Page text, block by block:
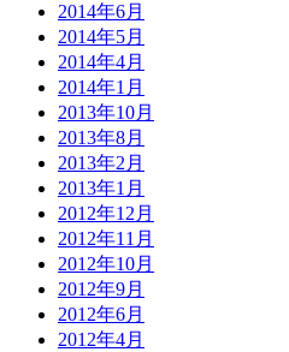
2014年6月
2014年5月
2014年4月
2014年1月
2013年10月
2013年8月
2013年2月
2013年1月
2012年12月
2012年11月
2012年10月
2012年9月
2012年6月
2012年4月